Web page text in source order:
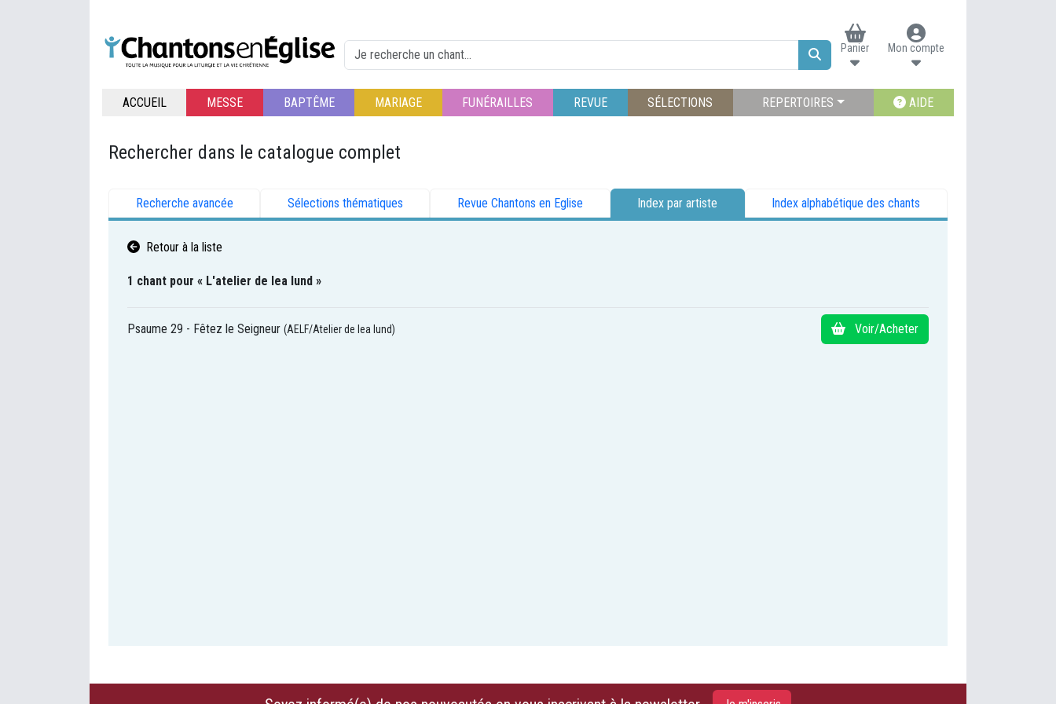
Panier Mon compte
ACCUEIL MESSE BAPTÊME MARIAGE FUNÉRAILLES REVUE SÉLECTIONS REPERTOIRES AIDE
Rechercher dans le catalogue complet
Recherche avancée Sélections thématiques Revue Chantons en Eglise Index par artiste Index alphabétique des chants
Retour à la liste
1 chant pour « L'atelier de lea lund »
Psaume 29 - Fêtez le Seigneur (AELF/Atelier de lea lund) Voir/Acheter